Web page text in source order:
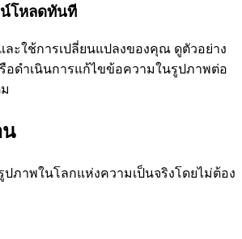
น์โหลดทันที
ะใช้การเปลี่ยนแปลงของคุณ ดูตัวอย่าง
อดำเนินการแก้ไขข้อความในรูปภาพต่อ
ภาพในโลกแห่งความเป็นจริงโดยไม่ต้อง